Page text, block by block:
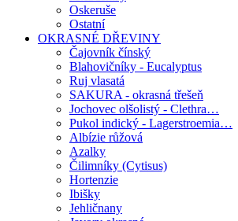
Oskeruše
Ostatní
OKRASNÉ DŘEVINY
Čajovník čínský
Blahovičníky - Eucalyptus
Ruj vlasatá
SAKURA - okrasná třešeň
Jochovec olšolistý - Clethra…
Pukol indický - Lagerstroemia…
Albízie růžová
Azalky
Čilimníky (Cytisus)
Hortenzie
Ibišky
Jehličnany